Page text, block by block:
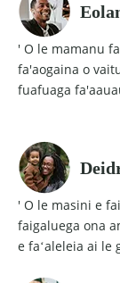
' O le mamanu
fa'aogaina o
fuafuaga
' O le masini e
faigaluega ona
e faʻaleleia ai le